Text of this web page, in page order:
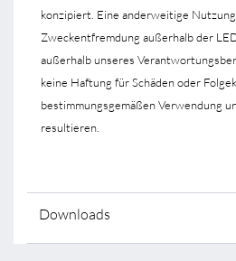
konzipiert. Eine anderweitige
Zweckentfremdung außerhalb der
außerhalb unseres
keine Haftung für Schäden oder
bestimmungsgemäßen Verwendung
resultieren.
Downloads